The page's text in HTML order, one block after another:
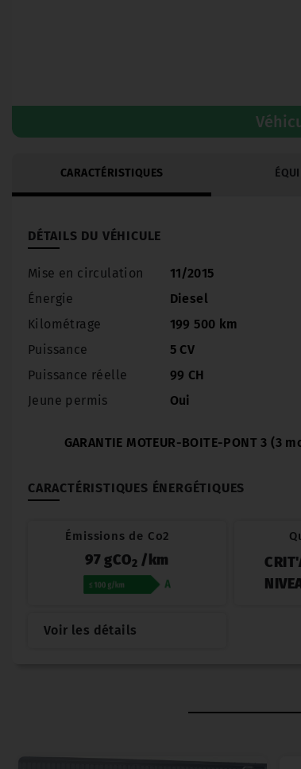
CARACTÉRISTIQUES
DÉTAILS DU VÉHICULE
Mise en circulation
11/2015
Énergie
Diesel
Kilométrage
199 500 km
Puissance
5 CV
Puissance réelle
99 CH
Jeune permis
Oui
GARANTIE MOTEUR-BOITE-PONT 3 (3
CARACTÉRISTIQUES ÉNERGÉTIQUES
Émissions de Co2
97 gCO2 /km
Voir les détails